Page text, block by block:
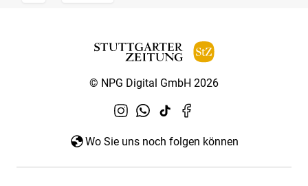
© NPG Digital GmbH 2026
Wo Sie uns noch folgen können